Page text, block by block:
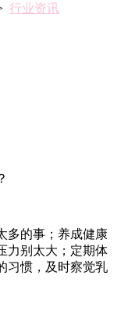
行业资讯
多的事；养成健康
力别太大；定期体
习惯，及时察觉乳